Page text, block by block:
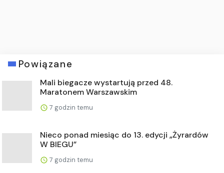
Powiązane
Mali biegacze wystartują przed 48.
Maratonem Warszawskim
7 godzin temu
Nieco ponad miesiąc do 13. edycji „Żyrardów
W BIEGU”
7 godzin temu